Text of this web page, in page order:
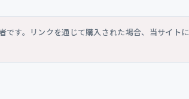
す。リンクを通じて購入された場合、当サイト